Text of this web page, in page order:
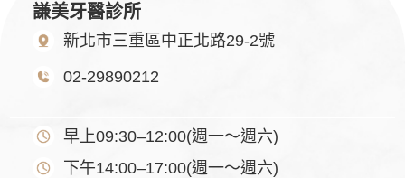
謙美牙醫診所
新北市三重區中正北路29-2號
02-29890212
早上09:30–12:00(週一～週六)
下午14:00–17:00(週一～週六)